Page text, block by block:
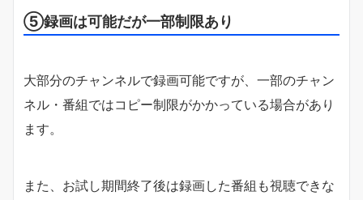
⑤録画は可能だが一部制限あり
大部分のチャンネルで録画可能ですが、一部のチャン
ネル・番組ではコピー制限がかかっている場合があり
ます。
また、お試し期間終了後は録画した番組も視聴できな